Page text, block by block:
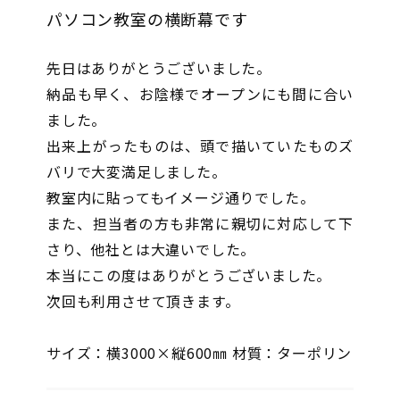
パソコン教室の横断幕です
先日はありがとうございました。
納品も早く、お陰様でオープンにも間に合い
ました。
出来上がったものは、頭で描いていたものズ
バリで大変満足しました。
教室内に貼ってもイメージ通りでした。
また、担当者の方も非常に親切に対応して下
さり、他社とは大違いでした。
本当にこの度はありがとうございました。
次回も利用させて頂きます。
サイズ：横3000×縦600㎜ 材質：ターポリン